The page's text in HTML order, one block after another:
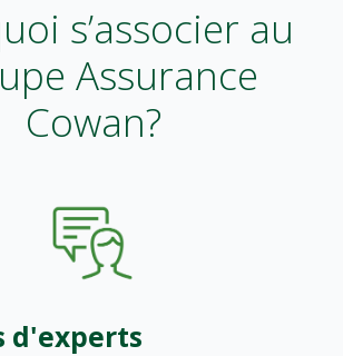
s’associer au
Assurance
Cowan?
d'experts